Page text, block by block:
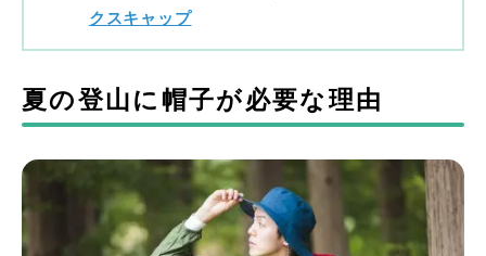
クスキャップ
夏の登山に帽子が必要な理由